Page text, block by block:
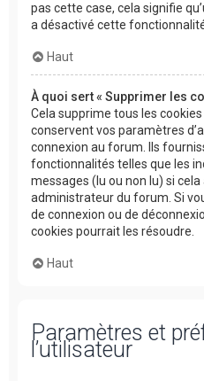
pas cette case, cela signifie
a désactivé cette
Haut
À quoi sert « Supprimer les
Cela supprime tous les
conservent vos paramètres
connexion au forum. Ils
fonctionnalités telles que les
messages (lu ou non lu) si
administrateur du forum. Si
de connexion ou de
cookies pourrait les résoudre.
Haut
Paramètres et
l’utilisateur